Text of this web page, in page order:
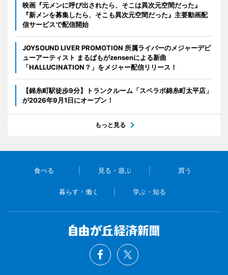
映画『元メンに呼び出されたら、そこは異次元空間だった』
『新メンを募集したら、そこも異次元空間だった』主要動画配
信サービスで配信開始
JOYSOUND LIVER PROMOTION 所属ライバーのメジャーデビ
ューアーティスト まるぱもがzensenによる新曲
「HALLUCINATION？」をメジャー配信リリース！
【錦糸町駅徒歩9分】トランクルーム「スペラボ錦糸町太平店」
が2026年9月1日にオープン！
もっと見る
食べる 見る・遊ぶ 買う
暮らす・働く 学ぶ・知る